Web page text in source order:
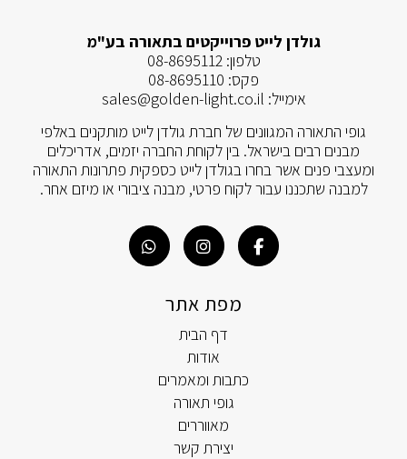
גולדן לייט פרוייקטים בתאורה בע"מ
טלפון:08-8695112
פקס: 08-8695110
אימייל: sales@golden-light.co.il
גופי התאורה המגוונים של חברת גולדן לייט מותקנים באלפי
מבנים רבים בישראל. בין לקוחת החברה יזמים, אדריכלים
ומעצבי פנים אשר בחרו בגולדן לייט כספקית פתרונות התאורה
למבנה שתכננו עבור לקוח פרטי, מבנה ציבורי או מיזם אחר.
מפת אתר
דף הבית
אודות
כתבות ומאמרים
גופי תאורה
מאווררים
יצירת קשר